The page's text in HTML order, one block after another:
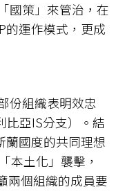
國策」來管治，在
的運作模式，更成
份組織表明效忠
比亞IS分支）。結
蘭國度的共同理想
本土化」襲擊，
兩個組織的成員要